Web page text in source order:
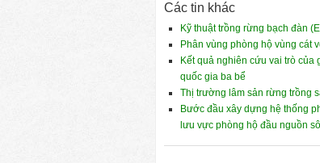
Các tin khác
Kỹ thuật trồng rừng bạch đàn
Phân vùng phòng hộ vùng cát
Kết quả nghiên cứu vai trò
quốc gia ba bể
Thị trường lâm sản rừng trồng
Bước đầu xây dựng hệ thống
lưu vực phòng hộ đầu nguồn